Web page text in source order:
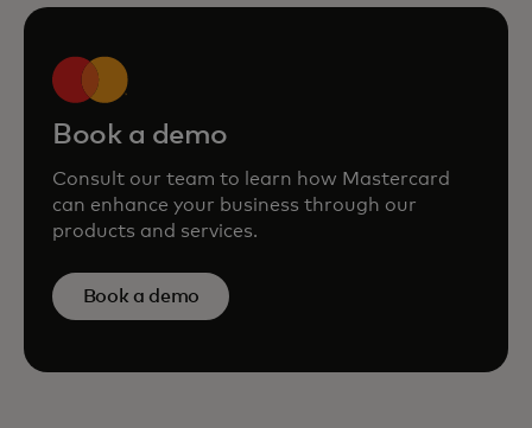
Book a demo
Consult our team to learn how Mastercard
can enhance your business through our
products and services.
Book a demo